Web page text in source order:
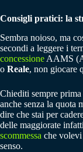
Consigli pratici: la
Sembra noioso, ma
secondi a leggere i
concessione AAMS
o Reale, non giocare
Chiediti sempre prima
anche senza la quota
dire che stai per
delle maggiorate
scommessa che volevi
senso.